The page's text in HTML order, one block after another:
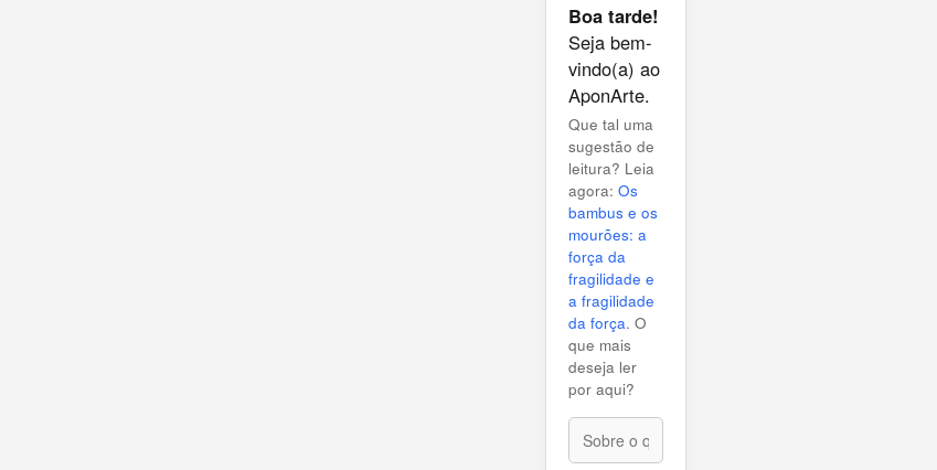
Boa tarde!
Seja bem-
vindo(a) ao
AponArte.
Que tal uma
sugestão de
leitura? Leia
agora: Os
bambus e os
mourões: a
força da
fragilidade e
a fragilidade
da força. O
que mais
deseja ler
por aqui?